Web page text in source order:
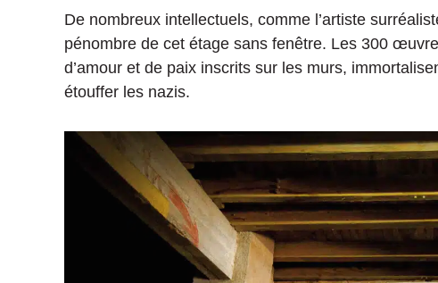
De nombreux intellectuels, comme l’artiste
pénombre de cet étage sans fenêtre. Les 300
d’amour et de paix inscrits sur les murs,
étouffer les nazis.